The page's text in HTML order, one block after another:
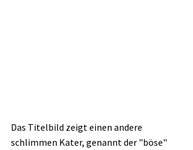
Das Titelbild zeigt einen andere
schlimmen Kater, genannt der "böse"